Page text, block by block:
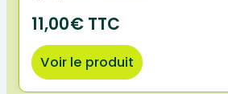
11,00€ TTC
Voir le produit